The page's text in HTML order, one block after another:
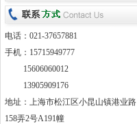
电话：021-37657881
手机：15715949777
15606060012
13905909176
地址：上海市松江区小昆山镇港业路
158弄2号A191幢